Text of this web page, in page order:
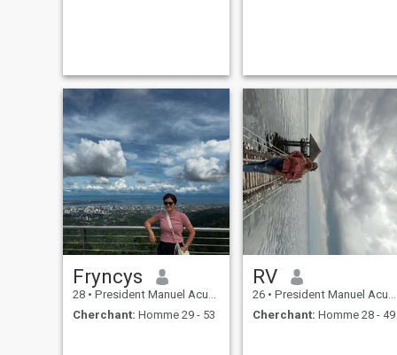
Fryncys
28 • President Manuel Acuña Roxas, Zamboanga del Norte, Philippin...
Cherchant: Homme 29 - 53
RV
26 • President Manuel Acuña Roxas, Zamboanga del Norte, Philippin...
Cherchant: Homme 28 - 49